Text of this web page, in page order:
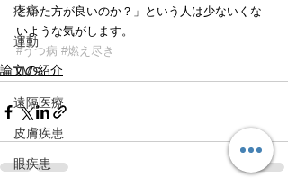
疼痛
運動
TMS
遠隔医療
皮膚疾患
眼疾患
といた方が良いのか？」という人は少ないくな
いような気がします。
#うつ病 #燃え尽き
論文の紹介